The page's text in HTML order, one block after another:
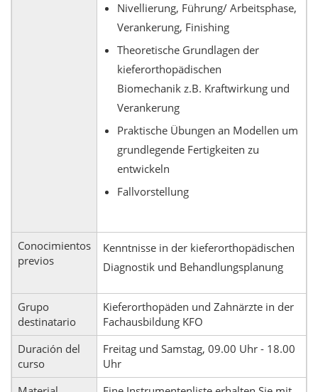
Nivellierung, Führung/ Arbeitsphase,
Verankerung, Finishing
Theoretische Grundlagen der
kieferorthopädischen
Biomechanik z.B. Kraftwirkung und
Verankerung
Praktische Übungen an Modellen um
grundlegende Fertigkeiten zu
entwickeln
Fallvorstellung
Conocimientos
previos
Kenntnisse in der kieferorthopädischen
Diagnostik und Behandlungsplanung
Grupo
destinatario
Kieferorthopäden und Zahnärzte in der
Fachausbildung KFO
Duración del
curso
Freitag und Samstag, 09.00 Uhr - 18.00
Uhr